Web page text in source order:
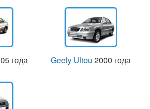
года Geely Uliou 2000 года